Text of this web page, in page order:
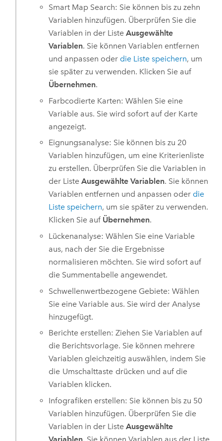
Smart Map Search: Sie können bis zu zehn
Variablen hinzufügen. Überprüfen Sie die
Variablen in der ListeAusgewählte
Variablen. Sie können Variablen entfernen
und anpassen oder die Liste speichern, um
sie später zu verwenden. Klicken Sie auf
Übernehmen.
Farbcodierte Karten: Wählen Sie eine
Variable aus. Sie wird sofort auf der Karte
angezeigt.
Eignungsanalyse: Sie können bis zu 20
Variablen hinzufügen, um eine Kriterienliste
zu erstellen. Überprüfen Sie die Variablen in
der ListeAusgewählte Variablen. Sie können
Variablen entfernen und anpassen oder die
Liste speichern, um sie später zu verwenden.
Klicken Sie auf Übernehmen.
Lückenanalyse: Wählen Sie eine Variable
aus, nach der Sie die Ergebnisse
normalisieren möchten. Sie wird sofort auf
die Summentabelle angewendet.
Schwellenwertbezogene Gebiete: Wählen
Sie eine Variable aus. Sie wird der Analyse
hinzugefügt.
Berichte erstellen: Ziehen Sie Variablen auf
die Berichtsvorlage. Sie können mehrere
Variablen gleichzeitig auswählen, indem Sie
die Umschalttaste drücken und auf die
Variablen klicken.
Infografiken erstellen: Sie können bis zu 50
Variablen hinzufügen. Überprüfen Sie die
Variablen in der ListeAusgewählte